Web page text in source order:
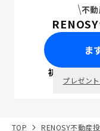
不
ま
初回面談で
プレゼン
TOP RENOSY不動産